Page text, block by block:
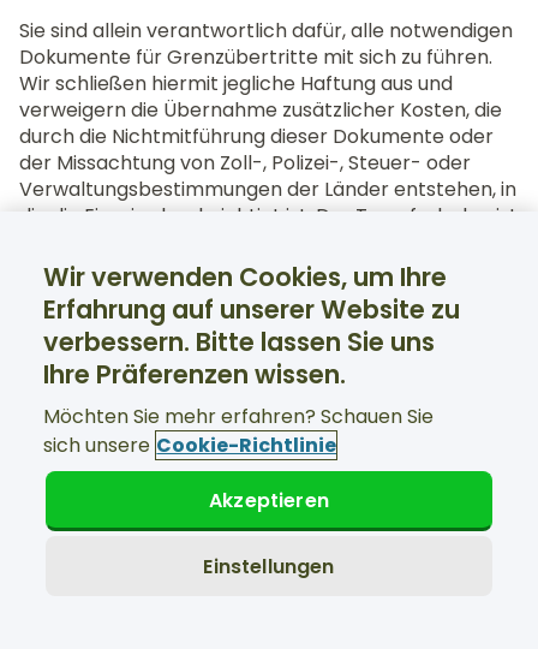
Sie sind allein verantwortlich dafür, alle notwendigen
Dokumente für Grenzübertritte mit sich zu führen.
Wir schließen hiermit jegliche Haftung aus und
verweigern die Übernahme zusätzlicher Kosten, die
durch die Nichtmitführung dieser Dokumente oder
der Missachtung von Zoll-, Polizei-, Steuer- oder
Verwaltungsbestimmungen der Länder entstehen, in
die die Einreise beabsichtigt ist. Der Transferbeleg ist
erhalten.
Sollten wir eine Kaution oder Strafe an die Behörden
anderer Länder infolgedessen zahlen müssen, dass
Sie die Gesetze, Bestimmungen usw. oder andere
Sie ein- oder ausreisen oder die Sie durchqueren
wollen, sind Sie allein dafür verantwortlich, uns die
Kosten zu erstatten. Wir behalten uns das Recht vor,
von Ihnen bereits gezahlte Beträge zurückzuhalten,
bis Sie uns nachweisen können, dass Sie uns
derartige Strafen, Gebühren usw. zurückgezahlt
Wir verwenden Cookies, um Ihre
Erfahrung auf unserer Website zu
verbessern. Bitte lassen Sie uns
Ihre Präferenzen wissen.
Möchten Sie mehr erfahren? Schauen Sie
sich unsere Cookie-Richtlinie
Einstellungen
Akzeptieren